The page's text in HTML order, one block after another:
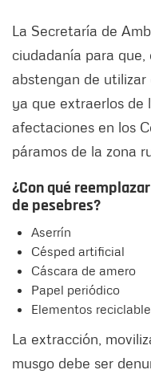
La Secretaría de
ciudadanía para
abstengan de
ya que extraerlos de
afectaciones en los
páramos de la zona
¿Con qué
de pesebres?
Aserrín
Césped artificial
Cáscara de amero
Papel periódico
Elementos
La extracción,
musgo debe ser